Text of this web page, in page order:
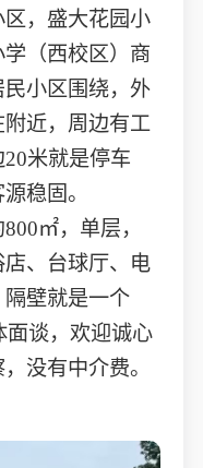
，盛大花园小
（西校区）商
小区围绕，外
近，周边有工
米就是停车
稳固。
㎡，单层，
、台球厅、电
壁就是一个
面谈，欢迎诚心
没有中介费。